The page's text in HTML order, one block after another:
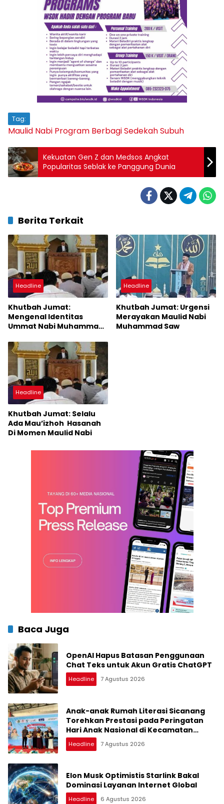
Tag:
Maulid Nabi Program BerbagiSedekah Subuh
Kekuatan Gen Z dan Medsos Angkat
Popularitas Seblak ke Panggung Dunia
Berita Terkait
Headline
Khutbah Jumat:
Mengenal Identitas
Ummat Nabi Muhammad
Maulidun Nabi)
Headline
Khutbah Jumat: Urgensi
Merayakan Maulid Nabi
Muhammad Saw
Headline
Khutbah Jumat: Selalu
Ada Mau’izhoh Hasanah
Di Momen Maulid Nabi
Baca Juga
OpenAI Hapus Batasan Penggunaan
Chat Teks untuk Akun Gratis ChatGPT
Headline 7 Agustus 2026
Anak-anak Rumah Literasi Sicanang
Torehkan Prestasi pada Peringatan
Hari Anak Nasional di Kecamatan
Medan Belawan
Headline 7 Agustus 2026
Elon Musk Optimistis Starlink Bakal
Dominasi Layanan Internet Global
Headline 6 Agustus 2026